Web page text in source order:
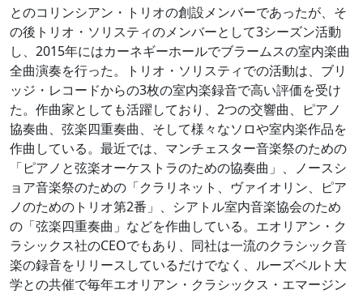
とのコリンシアン・トリオの創設メンバーであったが、そ
の後トリオ・ソリスティのメンバーとして3シーズン活動
し、2015年にはカーネギーホールでブラームスの室内楽曲
全曲演奏を行った。トリオ・ソリスティでの活動は、ブリ
ッジ・レコードからの3枚の室内楽録音で高い評価を受け
た。作曲家としても活躍しており、2つの交響曲、ピアノ
協奏曲、弦楽四重奏曲、そして様々なソロや室内楽作品を
作曲している。最近では、マンチェスター音楽祭のための
「ピアノと弦楽オーケストラのための協奏曲」、ノースシ
ョア音楽祭のための「クラリネット、ヴァイオリン、ピア
ノのためのトリオ第2番」、シアトル室内音楽協会のため
の「弦楽四重奏曲」などを作曲している。エオリアン・ク
ラシックス社のCEOでもあり、同社は一流のクラシック音
楽の録音をリリースしているだけでなく、ルーズベルト大
学との共催で毎年エオリアン・クラシックス・エマージン